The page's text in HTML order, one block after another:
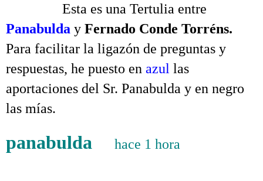
Esta es una Tertulia entre
Panabulda y Fernado Conde Torréns.
Para facilitar la ligazón de preguntas y
respuestas, he puesto en azul las
aportaciones del Sr. Panabulda y en negro
las mías.
panabulda hace 1 hora